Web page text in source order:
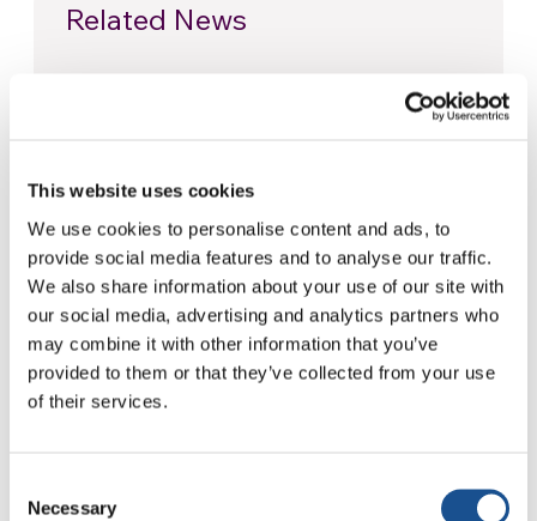
This website uses cookies
We use cookies to personalise content and ads, to
provide social media features and to analyse our traffic.
We also share information about your use of our site with
our social media, advertising and analytics partners who
may combine it with other information that you’ve
provided to them or that they’ve collected from your use
of their services.
Selection
Necessary
Related News
Odissea, di Christopher Nolan:
Ulisse e la necessità di un’alba
Dal Sud America tre storie di
Ecologia, sport e salute
30 Luglio 2026
Festival Re-Imagine Peace, da
Firenze un inno alla pace